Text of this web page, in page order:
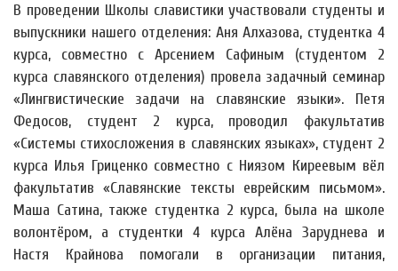
В проведении Школы славистики участвовали студенты и
выпускники нашего отделения: Аня Алхазова, студентка 4
курса, совместно с Арсением Сафиным (студентом 2
курса славянского отделения) провела задачный семинар
«Лингвистические задачи на славянские языки». Петя
Федосов, студент 2 курса, проводил факультатив
«Системы стихосложения в славянских языках», студент 2
курса Илья Гриценко совместно с Ниязом Киреевым вёл
факультатив «Славянские тексты еврейским письмом».
Маша Сатина, также студентка 2 курса, была на школе
волонтёром, а студентки 4 курса Алёна Заруднева и
Настя Крайнова помогали в организации питания,